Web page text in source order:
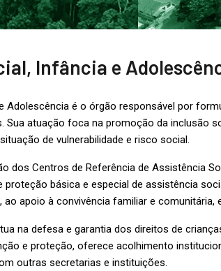
Infância e
Adolescência é o órgão responsável por
atuação foca na promoção da inclusão
de vulnerabilidade e risco social.
dos Centros de Referência de Assistência
básica e especial de assistência
apoio à convivência familiar e comunitária,
na defesa e garantia dos direitos de
e proteção, oferece acolhimento
outras secretarias e instituições.